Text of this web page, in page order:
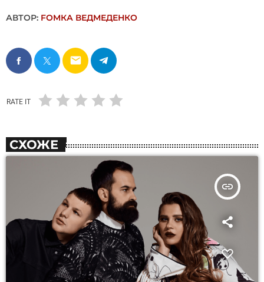
АВТОР: FОMКА ВЕДМЕДЕНКО
email
RATE IT
СХОЖЕ
insert_link